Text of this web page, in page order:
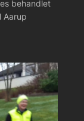
behandlet
Aarup